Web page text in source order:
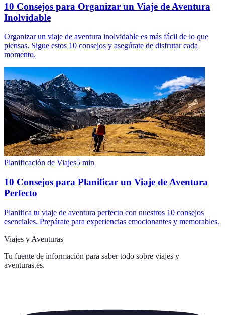
10 Consejos para Organizar un Viaje de Aventura
Inolvidable
Organizar un viaje de aventura inolvidable es más fácil de lo que
piensas. Sigue estos 10 consejos y asegúrate de disfrutar cada
momento.
Planificación de Viajes5 min
10 Consejos para Planificar un Viaje de Aventura
Perfecto
Planifica tu viaje de aventura perfecto con nuestros 10 consejos
esenciales. Prepárate para experiencias emocionantes y memorables.
Viajes y Aventuras
Tu fuente de información para saber todo sobre viajes y
aventuras.es.